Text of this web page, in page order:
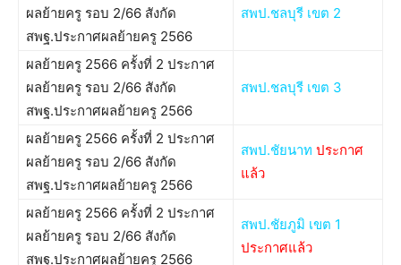
ผลย้ายครู รอบ 2/66 สังกัด
สพฐ.ประกาศผลย้ายครู 2566
สพป.ชลบุรี เขต 2
ผลย้ายครู 2566 ครั้งที่ 2 ประกาศ
ผลย้ายครู รอบ 2/66 สังกัด
สพฐ.ประกาศผลย้ายครู 2566
สพป.ชลบุรี เขต 3
ผลย้ายครู 2566 ครั้งที่ 2 ประกาศ
ผลย้ายครู รอบ 2/66 สังกัด
สพฐ.ประกาศผลย้ายครู 2566
สพป.ชัยนาท ประกาศ
แล้ว
ผลย้ายครู 2566 ครั้งที่ 2 ประกาศ
ผลย้ายครู รอบ 2/66 สังกัด
สพฐ.ประกาศผลย้ายครู 2566
สพป.ชัยภูมิ เขต 1
ประกาศแล้ว